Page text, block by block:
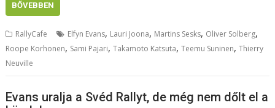
BŐVEBBEN
RallyCafe Elfyn Evans, Lauri Joona, Martins Sesks, Oliver Solberg,
Roope Korhonen, Sami Pajari,Takamoto Katsuta,Teemu Suninen,Thierry
Neuville
Evans uralja a Svéd Rallyt, de még nem dőlt el a